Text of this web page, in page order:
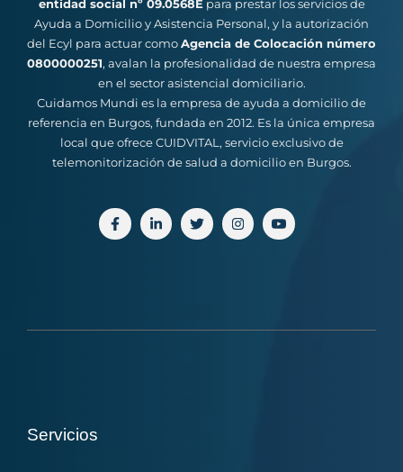
entidad social nº 09.0568E para prestar los servicios de
Ayuda a Domicilio y Asistencia Personal, y la autorización
del Ecyl para actuar comoAgencia de Colocación número
0800000251, avalan la profesionalidad de nuestra empresa
en el sector asistencial domiciliario.
Cuidamos Mundi es la empresa de ayuda a domicilio de
referencia en Burgos, fundada en 2012. Es la única empresa
local que ofrece CUIDVITAL, servicio exclusivo de
telemonitorización de salud a domicilio en Burgos.
Servicios